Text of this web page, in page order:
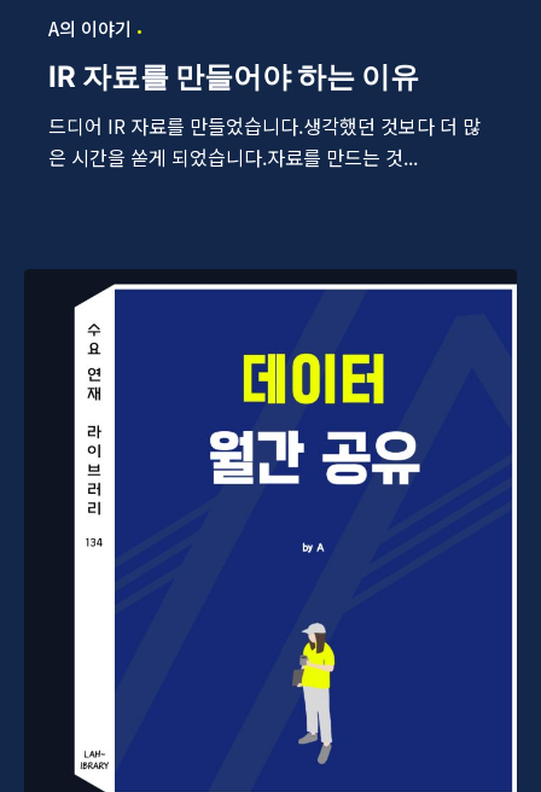
A의 이야기
IR 자료를 만들어야 하는 이유
드디어 IR 자료를 만들었습니다.생각했던 것보다 더 많
은 시간을 쏟게 되었습니다.자료를 만드는 것...